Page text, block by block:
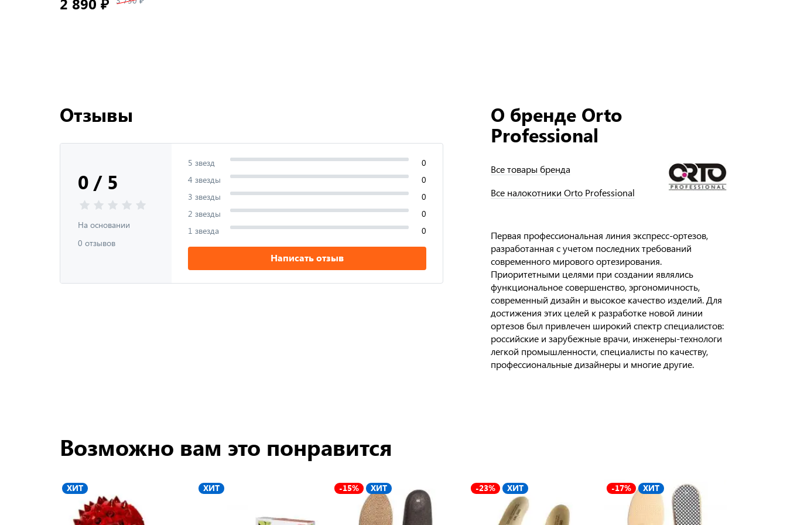
Отзывы
0 / 5
На основании
0 отзывов
5 звезд
0
4 звезды
0
3 звезды
0
2 звезды
0
1 звезда
0
Написать отзыв
О бренде Orto
Professional
Все товары бренда
Все налокотники Orto Professional
Первая профессиональная линия экспресс-ортезов,
разработанная с учетом последних требований
современного мирового ортезирования.
Приоритетными целями при создании являлись
функциональное совершенство, эргономичность,
современный дизайн и высокое качество изделий. Для
достижения этих целей к разработке новой линии
ортезов был привлечен широкий спектр специалистов:
российские и зарубежные врачи, инженеры-технологи
легкой промышленности, специалисты по качеству,
профессиональные дизайнеры и многие другие.
Возможно вам это понравится
ХИТ ХИТ -15% ХИТ -23% ХИТ -17% ХИТ